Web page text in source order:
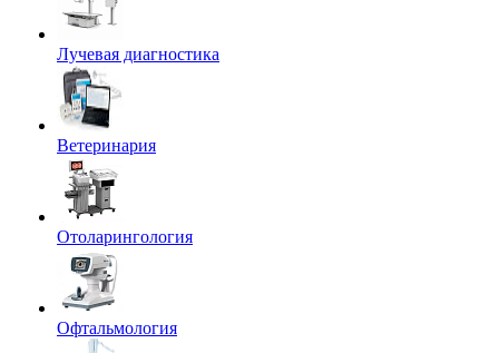
Лучевая диагностика
Ветеринария
Отоларингология
Офтальмология